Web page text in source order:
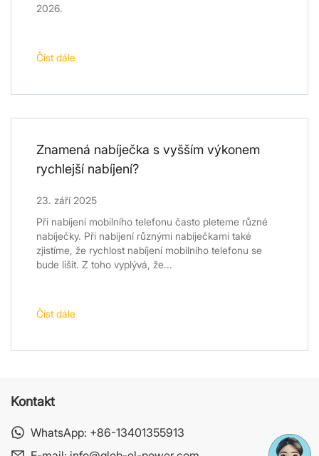
2026.
Číst dále
Znamená nabíječka s vyšším výkonem
rychlejší nabíjení?
23. září 2025
Při nabíjení mobilního telefonu často pleteme různé
nabíječky. Při nabíjení různými nabíječkami také
zjistíme, že rychlost nabíjení mobilního telefonu se
bude lišit. Z toho vyplývá, že...
Číst dále
Kontakt
WhatsApp: +86-13401355913